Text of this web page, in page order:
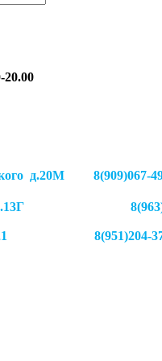
20.00
д.20М
д.13Г
8(951)204-